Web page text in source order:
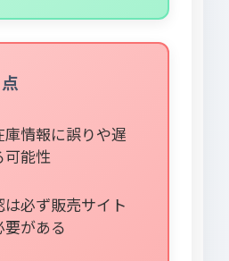
庫情報に誤りや遅
可能性
は必ず販売サイト
がある